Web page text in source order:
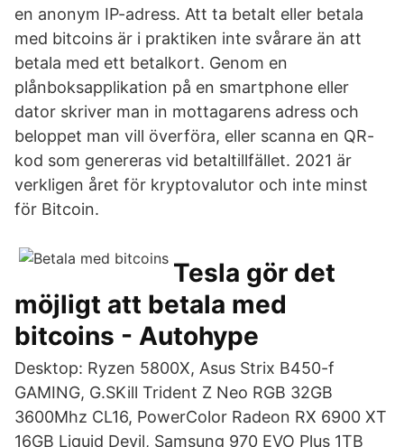
en anonym IP-adress. Att ta betalt eller betala
med bitcoins är i praktiken inte svårare än att
betala med ett betalkort. Genom en
plånboksapplikation på en smartphone eller
dator skriver man in mottagarens adress och
beloppet man vill överföra, eller scanna en QR-
kod som genereras vid betaltillfället. 2021 är
verkligen året för kryptovalutor och inte minst
för Bitcoin.
Tesla gör det
möjligt att betala med
bitcoins - Autohype
Desktop: Ryzen 5800X, Asus Strix B450-f
GAMING, G.SKill Trident Z Neo RGB 32GB
3600Mhz CL16, PowerColor Radeon RX 6900 XT
16GB Liquid Devil, Samsung 970 EVO Plus 1TB